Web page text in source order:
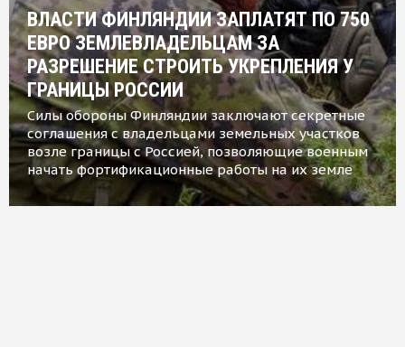
ВЛАСТИ ФИНЛЯНДИИ ЗАПЛАТЯТ ПО 750
ЕВРО ЗЕМЛЕВЛАДЕЛЬЦАМ ЗА
РАЗРЕШЕНИЕ СТРОИТЬ УКРЕПЛЕНИЯ У
ГРАНИЦЫ РОССИИ
Силы обороны Финляндии заключают секретные
соглашения с владельцами земельных участков
возле границы с Россией, позволяющие военным
начать фортификационные работы на их земле